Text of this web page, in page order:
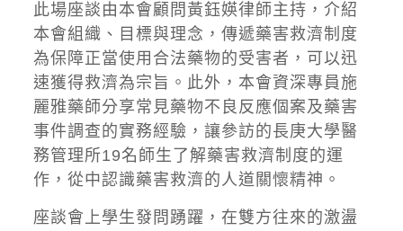
此場座談由本會顧問黃鈺媖律師主持，介紹
本會組織、目標與理念，傳遞藥害救濟制度
為保障正當使用合法藥物的受害者，可以迅
速獲得救濟為宗旨。此外，本會資深專員施
麗雅藥師分享常見藥物不良反應個案及藥害
事件調查的實務經驗，讓參訪的長庚大學醫
務管理所19名師生了解藥害救濟制度的運
作，從中認識藥害救濟的人道關懷精神。
座談會上學生發問踴躍，在雙方往來的激盪